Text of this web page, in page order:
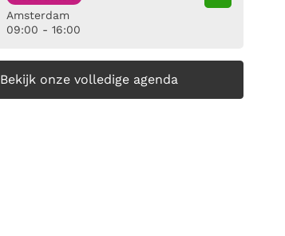
Amsterdam
09:00 - 16:00
Bekijk onze volledige agenda